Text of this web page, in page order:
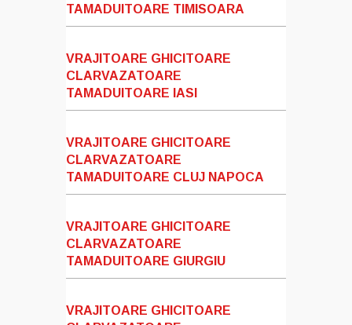
TAMADUITOARE TIMISOARA
VRAJITOARE GHICITOARE
CLARVAZATOARE
TAMADUITOARE IASI
VRAJITOARE GHICITOARE
CLARVAZATOARE
TAMADUITOARE CLUJ NAPOCA
VRAJITOARE GHICITOARE
CLARVAZATOARE
TAMADUITOARE GIURGIU
VRAJITOARE GHICITOARE